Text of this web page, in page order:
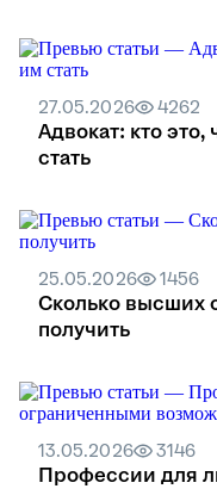
27.05.2026 4262
Адвокат: кто
стать
25.05.2026 1456
Сколько высших
получить
13.05.2026 3146
Профессии для